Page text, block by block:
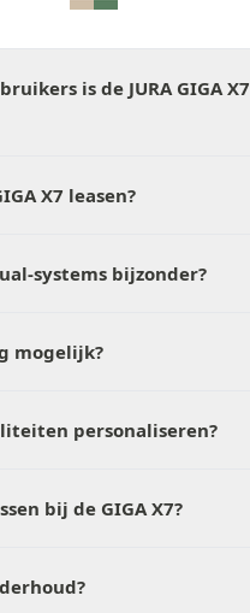
is de JURA GIGA X7
X7 leasen?
systems bijzonder?
mogelijk?
personaliseren?
bij de GIGA X7?